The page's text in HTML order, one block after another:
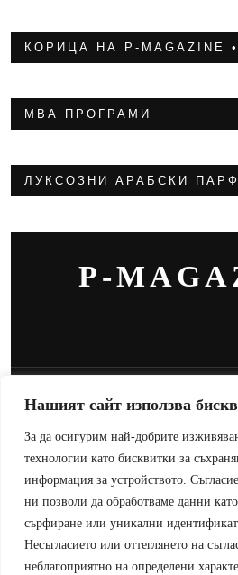
Нашият сайт използва
За да осигурим най-добрите
технологии като бисквитки за
информация за устройството.
ни позволи да обработваме данни
сърфиране или уникални
Несъгласието или оттеглянето на
неблагоприятно на определени
КОРИЦА НА P-MAGAZINE
МВА ПРОГРАМИ
ЛУКСОЗНИ АРАБСКИ
P-
BY